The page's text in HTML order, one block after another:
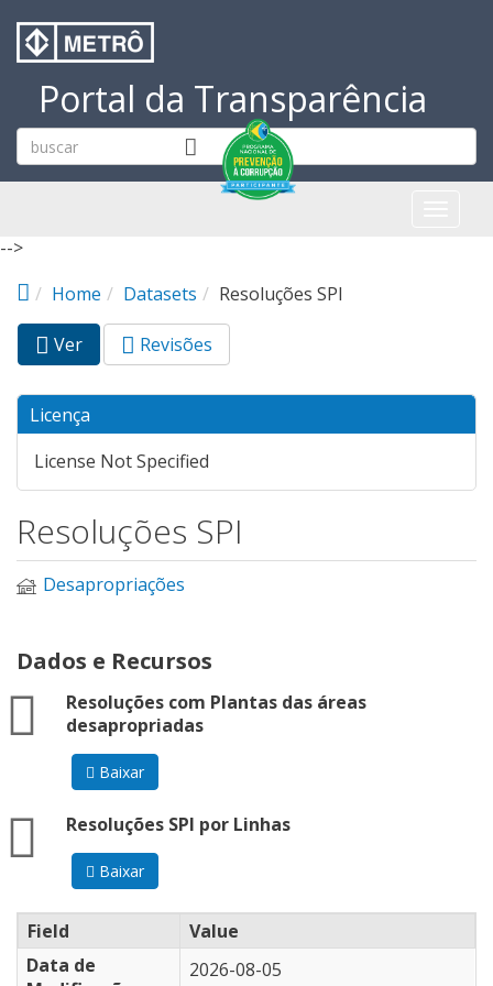
Portal da Transparência
-->
Home
Datasets Resoluções SPI
Abas primárias
Ver
ativa)
Revisões
Licença
License Not Specified
Resoluções SPI
Desapropriações
Dados e Recursos
Resoluções com Plantas das áreas
desapropriadas
zip
Baixar
Resoluções SPI por Linhas
zip
Baixar
Field
Value
Data de
2026-08-05